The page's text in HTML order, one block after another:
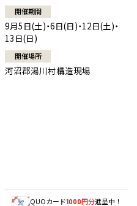
開催期間
9月5日(土)・6日(日)・12日(土)・
13日(日)
開催場所
河沼郡湯川村構造現場
QUOカード1000円分進呈中！